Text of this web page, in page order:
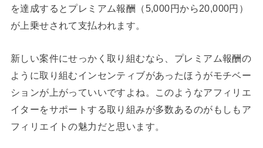
を達成するとプレミアム報酬（5,000円から20,000円）
が上乗せされて支払われます。
新しい案件にせっかく取り組むなら、プレミアム報酬の
ように取り組むインセンティブがあったほうがモチベー
ションが上がっていいですよね。このようなアフィリエ
イターをサポートする取り組みが多数あるのがもしもア
フィリエイトの魅力だと思います。